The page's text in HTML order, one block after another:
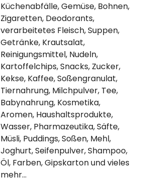
Küchenabfälle, Gemüse, Bohnen,
Zigaretten, Deodorants,
verarbeitetes Fleisch, Suppen,
Getränke, Krautsalat,
Reinigungsmittel, Nudeln,
Kartoffelchips, Snacks, Zucker,
Kekse, Kaffee, Soßengranulat,
Tiernahrung, Milchpulver, Tee,
Babynahrung, Kosmetika,
Aromen, Haushaltsprodukte,
Wasser, Pharmazeutika, Säfte,
Müsli, Puddings, Soßen, Mehl,
Joghurt, Seifenpulver, Shampoo,
Öl, Farben, Gipskarton und vieles
mehr…